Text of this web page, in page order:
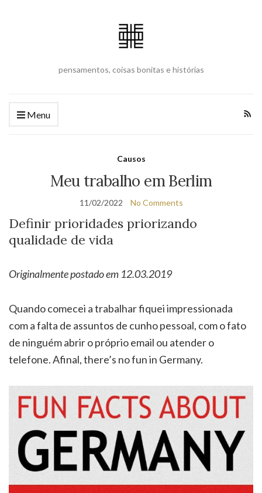
pensamentos, coisas bonitas e histórias
Menu
Causos
Meu trabalho em Berlim
11/02/2022 No Comments
Definir prioridades priorizando
qualidade de vida
Originalmente postado em 12.03.2019
Quando comecei a trabalhar fiquei impressionada
com a falta de assuntos de cunho pessoal, com o fato
de ninguém abrir o próprio email ou atender o
telefone. Afinal, there’s no fun in Germany.